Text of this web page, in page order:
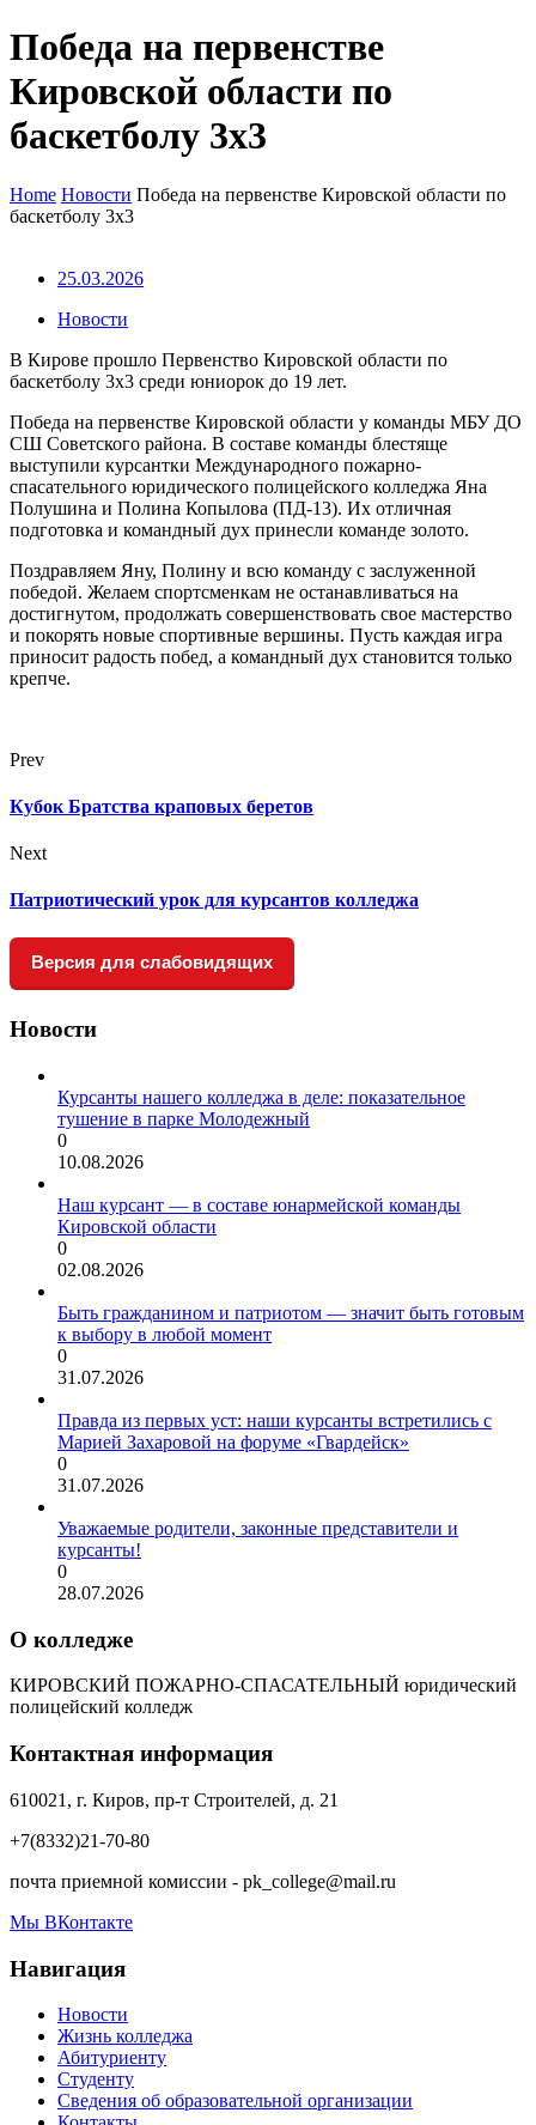
Победа на первенстве
Кировской области по
баскетболу 3х3
Home Новости Победа на первенстве Кировской области по
баскетболу 3х3
25.03.2026
Новости
В Кирове прошло Первенство Кировской области по
баскетболу 3х3 среди юниорок до 19 лет.
Победа на первенстве Кировской области у команды МБУ ДО
СШ Советского района. В составе команды блестяще
выступили курсантки Международного пожарно-
спасательного юридического полицейского колледжа Яна
Полушина и Полина Копылова (ПД‑13). Их отличная
подготовка и командный дух принесли команде золото.
Поздравляем Яну, Полину и всю команду с заслуженной
победой. Желаем спортсменкам не останавливаться на
достигнутом, продолжать совершенствовать свое мастерство
и покорять новые спортивные вершины. Пусть каждая игра
приносит радость побед, а командный дух становится только
крепче.
Prev
Кубок Братства краповых беретов
Next
Патриотический урок для курсантов колледжа
Версия для слабовидящих
Новости
Курсанты нашего колледжа в деле: показательное
тушение в парке Молодежный
0
10.08.2026
Наш курсант — в составе юнармейской команды
Кировской области
0
02.08.2026
Быть гражданином и патриотом — значит быть готовым
к выбору в любой момент
0
31.07.2026
Правда из первых уст: наши курсанты встретились с
Марией Захаровой на форуме «Гвардейск»
0
31.07.2026
Уважаемые родители, законные представители и
курсанты!
0
28.07.2026
О колледже
КИРОВСКИЙ ПОЖАРНО-СПАСАТЕЛЬНЫЙ юридический
полицейский колледж
Контактная информация
610021, г. Киров, пр-т Строителей, д. 21
+7(8332)21-70-80
почта приемной комиссии - pk_college@mail.ru
Мы ВКонтакте
Навигация
Новости
Жизнь колледжа
Абитуриенту
Студенту
Сведения об образовательной организации